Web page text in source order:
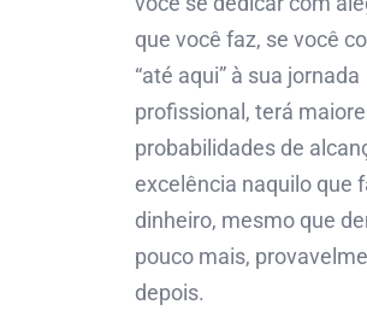
que você faz, se você
“até aqui” à sua jornada
profissional, terá
probabilidades de
excelência naquilo que
dinheiro, mesmo que
pouco mais,
depois.